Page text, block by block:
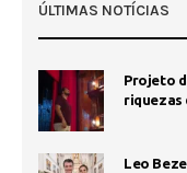
ÚLTIMAS NOTÍCIAS
Projeto
riquezas
Leo